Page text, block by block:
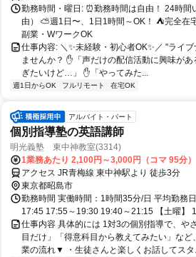
勤務時間・曜日: ⏰勤務時間は自由！ 24時間
由） ⛅週1日〜、1日1時間～OK！ ⛺完全在
副業・WワークOK
仕事内容: ＼✨未経験・初心者OK✨／ "ライ
ませんか？ ✋「声だけの配信活動に興味が
ぎたいけど…」 ✋「やってみた...
週1日からOK フルリモート 在宅OK
アルバイト・パート
個別指導塾の英語講師
明光義塾 東中神教室(3314)
1業務あたり 2,100円～3,000円（コマ 95分）
アクセス JR青梅線 東中神駅より 徒歩3分
東京都昭島市
勤務時間 実働時間：1時間35分/日 平均勤務
17:45 17:55～19:30 19:40～21:15 【土曜】
仕事内容 具体的には 1対3の個別指導で、や
目だけ」「得意科目から教えてみたい」な
業の流れ▼ ・生徒さんと楽しくお話してスタ